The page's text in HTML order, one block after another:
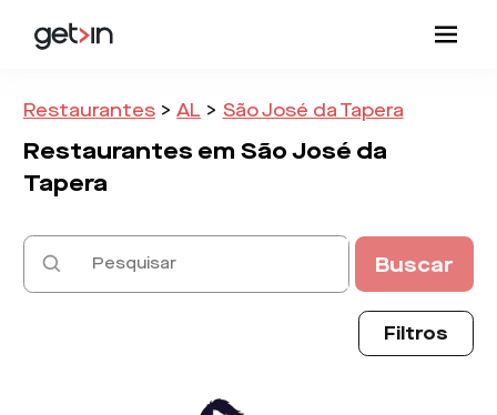
Restaurantes > AL > São José da Tapera
Restaurantes emSão José da
Tapera
Buscar
Filtros